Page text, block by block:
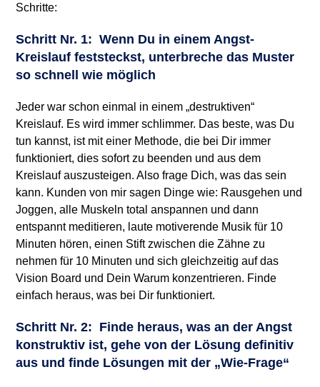
Schritte:
Schritt Nr. 1: Wenn Du in einem Angst-
Kreislauf feststeckst, unterbreche das Muster
so schnell wie möglich
Jeder war schon einmal in einem „destruktiven“
Kreislauf. Es wird immer schlimmer. Das beste, was Du
tun kannst, ist mit einer Methode, die bei Dir immer
funktioniert, dies sofort zu beenden und aus dem
Kreislauf auszusteigen. Also frage Dich, was das sein
kann. Kunden von mir sagen Dinge wie: Rausgehen und
Joggen, alle Muskeln total anspannen und dann
entspannt meditieren, laute motiverende Musik für 10
Minuten hören, einen Stift zwischen die Zähne zu
nehmen für 10 Minuten und sich gleichzeitig auf das
Vision Board und Dein Warum konzentrieren. Finde
einfach heraus, was bei Dir funktioniert.
Schritt Nr. 2: Finde heraus, was an der Angst
konstruktiv ist, gehe von der Lösung definitiv
aus und finde Lösungen mit der „Wie-Frage“